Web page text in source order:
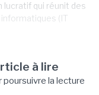
lucratif qui réunit des
(IT
à lire
la lecture